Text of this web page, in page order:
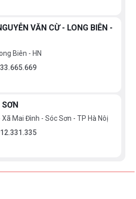
VĂN CỪ - LONG BIÊN -
Biên - HN
Mai Đình - Sóc Sơn - TP Hà Nôị